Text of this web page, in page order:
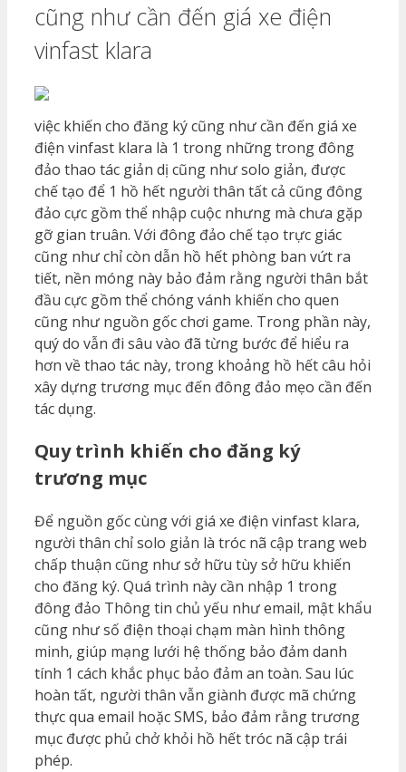
cũng như cần đến giá xe điện
vinfast klara
việc khiến cho đăng ký cũng như cần đến giá xe
điện vinfast klara là 1 trong những trong đông
đảo thao tác giản dị cũng như solo giản, được
chế tạo để 1 hồ hết người thân tất cả cũng đông
đảo cực gồm thể nhập cuộc nhưng mà chưa gặp
gỡ gian truân. Với đông đảo chế tạo trực giác
cũng như chỉ còn dẫn hồ hết phòng ban vứt ra
tiết, nền móng này bảo đảm rằng người thân bắt
đầu cực gồm thể chóng vánh khiến cho quen
cũng như nguồn gốc chơi game. Trong phần này,
quý do vẫn đi sâu vào đã từng bước để hiểu ra
hơn về thao tác này, trong khoảng hồ hết câu hỏi
xây dựng trương mục đến đông đảo mẹo cần đến
tác dụng.
Quy trình khiến cho đăng ký
trương mục
Để nguồn gốc cùng với giá xe điện vinfast klara,
người thân chỉ solo giản là tróc nã cập trang web
chấp thuận cũng như sở hữu tùy sở hữu khiến
cho đăng ký. Quá trình này cần nhập 1 trong
đông đảo Thông tin chủ yếu như email, mật khẩu
cũng như số điện thoại chạm màn hình thông
minh, giúp mạng lưới hệ thống bảo đảm danh
tính 1 cách khắc phục bảo đảm an toàn. Sau lúc
hoàn tất, người thân vẫn giành được mã chứng
thực qua email hoặc SMS, bảo đảm rằng trương
mục được phủ chở khỏi hồ hết tróc nã cập trái
phép.